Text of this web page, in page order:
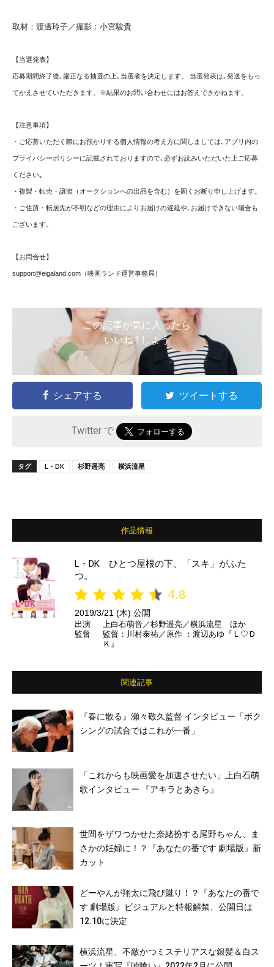
取材：渡邊玲子／撮影：小宮駿貴
【当選発表】
応募期間終了後､厳正なる抽選の上､当選者を決定します。 当選発表は､発送をもっ
てかえさせていただきます。※結果のお問い合わせにはお答えできかねます。
【注意事項】
・ご応募いただく際にお預かりする個人情報の考え方に関しましては､アプリ内の
プライバシーポリシーに記載されておりますので､必ずお読みいただいた上ご応募
ください｡
・複製・転売・譲渡（オークションへの出品を含む）を固くお断り申し上げます。
・ご住所・転居先が不明などの理由によりお届けの遅延や､お届けできない場合も
ございます。
【お問合せ】
support@eigaland.com （映画ランド運営事務局）
この記事が気に入ったら
いいね ! しよう
シェアする ツイートする
Twitter で
タグ L・DK 杉野遥亮 横浜流星
作品情報
L・DK ひとつ屋根の下、「スキ」がふた
つ。
4.8
2019/3/21 (木) 公開
出演
上白石萌音／杉野遥亮／横浜流星 ほか
監督
監督：川村泰祐／原作 ：渡辺あゆ『Ｌ♡Ｄ
Ｋ』
関連記事
『春に散る』瀬々敬久監督 インタビュー「ボク
シングの試合ではこれが一番」
「これからも映画愛を加速させたい」上白石萌
歌インタビュー 『アキラとあきら』
世間をザワつかせた奈緒扮する尾野ちゃん、ま
さかの妊婦に！？『あなたの番です 劇場版』新
カット
どーやんが翔太に飛び蹴り！？『あなたの番で
す 劇場版』ビジュアルと特報解禁、公開日は
12.10に決定
横浜流星、不敵かつミステリアスな銀髪＆白ス